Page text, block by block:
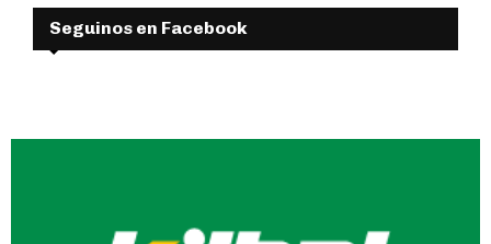
Seguinos en Facebook